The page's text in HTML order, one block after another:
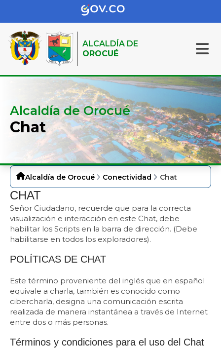
ALCALDÍA DE
OROCUÉ
Alcaldía de Orocué
Chat
Alcaldía de Orocué Conectividad Chat
CHAT
Señor Ciudadano, recuerde que para la correcta
visualización e interacción en este Chat, debe
habilitar los Scripts en la barra de dirección. (Debe
habilitarse en todos los exploradores).​
POLÍTICAS DE CHAT
Este término proveniente del inglés que en español
equivale a charla, también es conocido como
cibercharla, designa una comunicación escrita
realizada de manera instantánea a través de Internet
entre dos o más personas.
Términos y condiciones para el uso del Chat